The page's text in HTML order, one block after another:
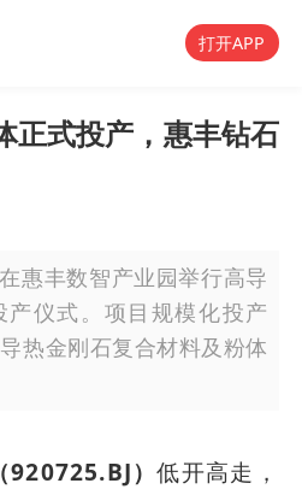
打开APP
正式投产，惠丰钻石
惠丰数智产业园举行高导
仪式。项目规模化投产
热金刚石复合材料及粉体
920725.BJ）低开高走，